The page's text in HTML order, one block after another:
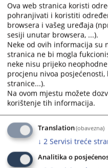
Nerminka Valjevac
Senaida Nurić
Šejla Hifziefendić
Viši referent za upravljanje
predmeta
Fahrudin Šuvalić
Viši referent za unos dokumenata
Hana Krajinović
Azra Huskanović
Ova web stranica koristi
pohranjivati i koristiti
browsera i vašeg uređaja
sesiji unutar browsera, ...).
Neke od ovih informacija su
stranica ne bi mogla
neke nisu prijeko
procjenu nivoa
stranice...).
Na ovom mjestu možete
korištenje tih informacija.
Translation(obavezna)
↓ 2 Servisi treće
Analitika o